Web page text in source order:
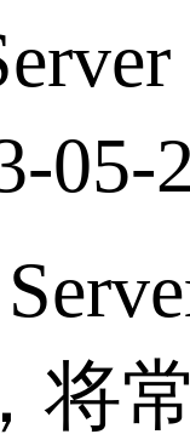
05-
将